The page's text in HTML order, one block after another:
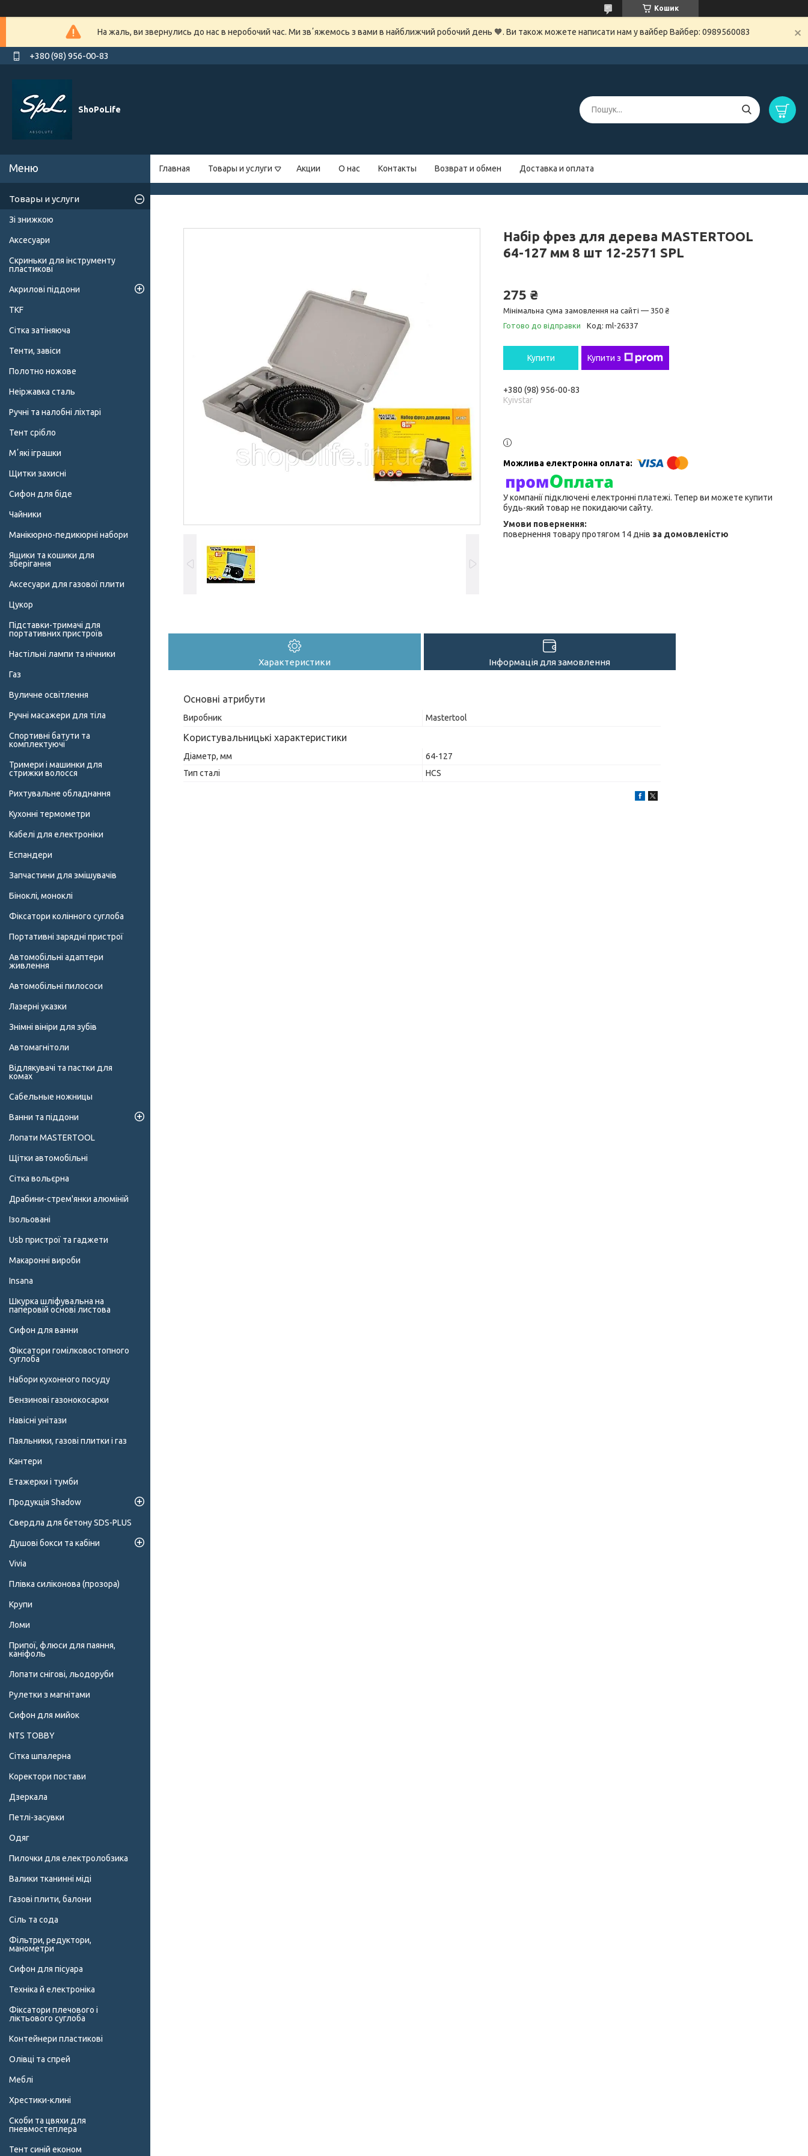
Кошик
На жаль, ви звернулись до нас в неробочий час. Ми звʼяжемось з вами в найближчий робочий день 🧡. Ви також можете написати нам у вайбер Вайбер: 0989560083
+380 (98) 956-00-83
ShoPoLife
Главная Товары и услуги Акции О нас Контакты Возврат и обмен Доставка и оплата
Набір фрез для дерева MASTERTOOL
64-127 мм 8 шт 12-2571 SPL
275 ₴
Мінімальна сума замовлення на сайті — 350 ₴
Готово до відправки
Код: ml-26337
Купити Купити з
+380 (98) 956-00-83
Kyivstar
У компанії підключені електронні платежі. Тепер ви можете купити
будь-який товар не покидаючи сайту.
повернення товару протягом 14 днів за домовленістю
Характеристики Інформація для замовлення
Основні атрибути
Виробник Mastertool
Користувальницькі характеристики
Діаметр, мм
64-127
Тип сталі
HCS
Товары и услуги
Зі знижкою
Аксесуари
Скриньки для інструменту
пластикові
Акрилові піддони
TKF
Сітка затіняюча
Тенти, завіси
Полотно ножове
Неіржавка сталь
Ручні та налобні ліхтарі
Тент срібло
Мʼякі іграшки
Щитки захисні
Сифон для біде
Чайники
Манікюрно-педикюрні набори
Ящики та кошики для
зберігання
Аксесуари для газової плити
Цукор
Підставки-тримачі для
портативних пристроїв
Настільні лампи та нічники
Газ
Вуличне освітлення
Ручні масажери для тіла
Спортивні батути та
комплектуючі
Тримери і машинки для
стрижки волосся
Рихтувальне обладнання
Кухонні термометри
Кабелі для електроніки
Еспандери
Запчастини для змішувачів
Біноклі, моноклі
Фіксатори колінного суглоба
Портативні зарядні пристрої
Автомобільні адаптери
живлення
Автомобільні пилососи
Лазерні указки
Знімні вініри для зубів
Автомагнітоли
Відлякувачі та пастки для
комах
Сабельные ножницы
Ванни та піддони
Лопати MASTERTOOL
Щітки автомобільні
Сітка вольєрна
Драбини-стрем'янки алюміній
Ізольовані
Usb пристрої та гаджети
Макаронні вироби
Insana
Шкурка шліфувальна на
паперовій основі листова
Сифон для ванни
Фіксатори гомілковостопного
суглоба
Набори кухонного посуду
Бензинові газонокосарки
Навісні унітази
Паяльники, газові плитки і газ
Кантери
Етажерки і тумби
Продукція Shadow
Свердла для бетону SDS-PLUS
Душові бокси та кабіни
Vivia
Плівка силіконова (прозора)
Крупи
Ломи
Припої, флюси для паяння,
каніфоль
Лопати снігові, льодоруби
Рулетки з магнітами
Сифон для мийок
NTS TOBBY
Сітка шпалерна
Коректори постави
Дзеркала
Петлі-засувки
Одяг
Пилочки для електролобзика
Валики тканинні міді
Газові плити, балони
Сіль та сода
Фільтри, редуктори,
манометри
Сифон для пісуара
Техніка й електроніка
Фіксатори плечового і
ліктьового суглоба
Контейнери пластикові
Олівці та спрей
Меблі
Хрестики-клині
Скоби та цвяхи для
пневмостеплера
Тент синій економ